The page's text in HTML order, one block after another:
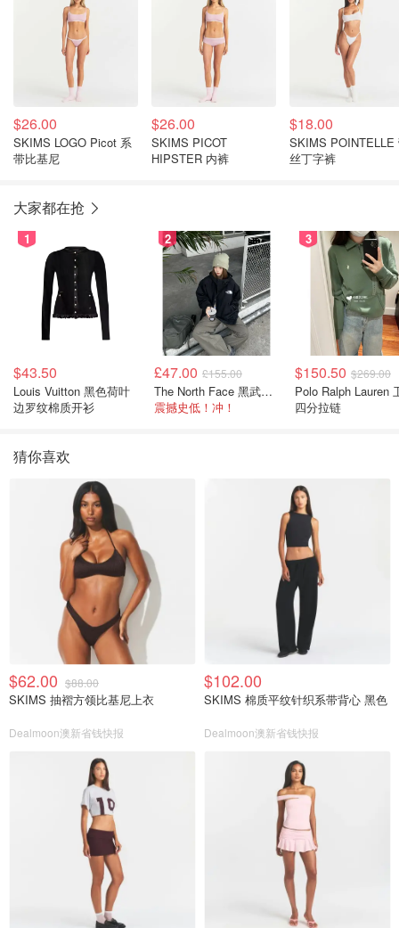
$26.00
SKIMS LOGO Picot 系
带比基尼
$26.00
SKIMS PICOT
HIPSTER 内裤
$18.00
SKIMS POINTELLE
丝丁字裤
大家都在抢
1
$43.50
Louis Vuitton 黑色荷叶
边罗纹棉质开衫
2
£47.00 £155.00
The North Face 黑武士冲锋衣
震撼史低！冲！
3
$150.50 $269.00
Polo Ralph Lauren 卫衣
四分拉链
猜你喜欢
$62.00 $88.00
SKIMS 抽褶方领比基尼上衣
Dealmoon澳新省钱快报
$102.00
SKIMS 棉质平纹针织系带背心 黑色
Dealmoon澳新省钱快报